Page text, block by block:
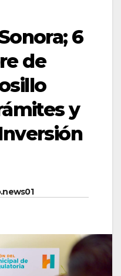
6
de
y